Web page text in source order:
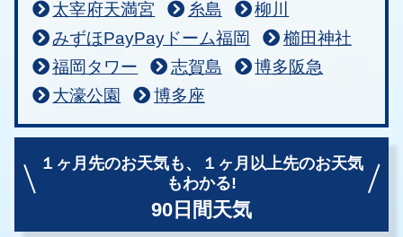
太宰府天満宮 糸島
柳川
みずほPayPayドーム福岡
櫛田神社
福岡タワー
志賀島
博多阪急
大濠公園
博多座
１ヶ月先のお天気も、
１ヶ月以上先のお天気
もわかる!
90日間天気